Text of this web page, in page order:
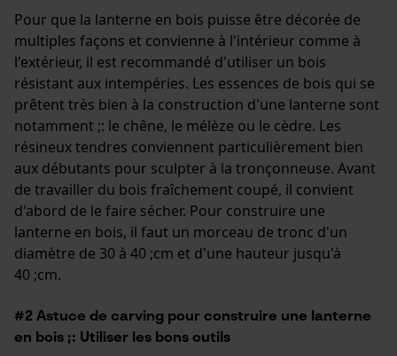
Pour que la lanterne en bois puisse être décorée de
multiples façons et convienne à l'intérieur comme à
l'extérieur, il est recommandé d'utiliser un bois
résistant aux intempéries. Les essences de bois qui se
prêtent très bien à la construction d'une lanterne sont
notamment ;: le chêne, le mélèze ou le cèdre. Les
résineux tendres conviennent particulièrement bien
aux débutants pour sculpter à la tronçonneuse. Avant
de travailler du bois fraîchement coupé, il convient
d'abord de le faire sécher. Pour construire une
lanterne en bois, il faut un morceau de tronc d'un
diamètre de 30 à 40 ;cm et d'une hauteur jusqu'à
40 ;cm.
#2 Astuce de carving pour construire une lanterne
en bois ;: Utiliser les bons outils